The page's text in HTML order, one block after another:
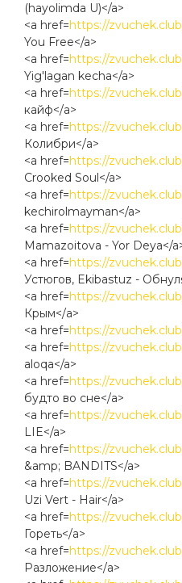
(hayolimda U)</a>
<a href=https://
You Free</a>
<a href=https://
Yig'lagan kecha</a>
<a href=https://
кайф</a>
<a href=https://
Колибри</a>
<a href=https://
Crooked Soul</a>
<a href=https://
kechirolmayman</a>
<a href=https://
Mamazoitova - Yor Deya</
<a href=https://
Устюгов, Ekibastuz -
<a href=https://
Крым</a>
<a href=https://
<a href=https://
aloqa</a>
<a href=https://
будто во сне</a>
<a href=https://
LIE</a>
<a href=https://
&amp; BANDITS</a>
<a href=https://
Uzi Vert - Hair</a>
<a href=https://
Гореть</a>
<a href=https://
Разложение</a>